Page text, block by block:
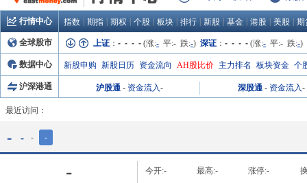
行情中心 指数 期指 期权 个股 板块 排行 新股 基金 港股 美股 期
全球股市 上证 ： - - - - (涨:- 平:- 跌:-) 深证 ： - - - - (涨:- 平:- 跌:-)
数据中心 新股申购 新股日历 资金流向 AH股比价 主力排名 板块资金 个
沪深港通 沪股通 - 资金流入- 深股通 - 资金流入-
最近访问：
- - - -
- 今开:- 最高:- 涨停:-